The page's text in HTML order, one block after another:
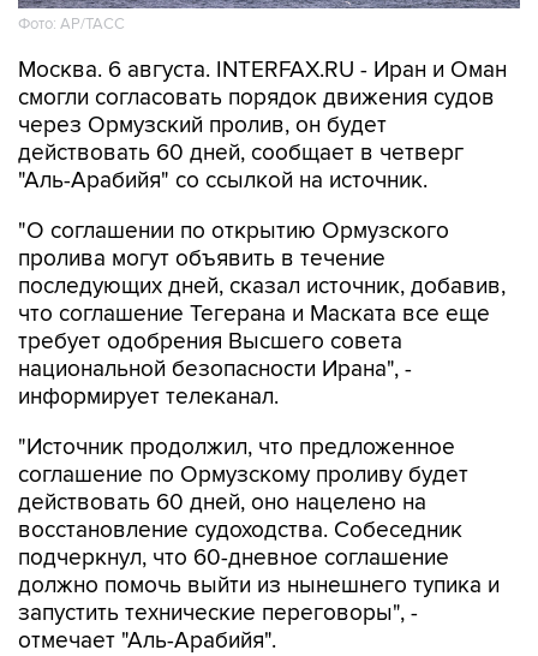
Фото: AP/ТАСС
Москва. 6 августа. INTERFAX.RU - Иран и Оман
смогли согласовать порядок движения судов
через Ормузский пролив, он будет
действовать 60 дней, сообщает в четверг
"Аль-Арабийя" со ссылкой на источник.
"О соглашении по открытию Ормузского
пролива могут объявить в течение
последующих дней, сказал источник, добавив,
что соглашение Тегерана и Маската все еще
требует одобрения Высшего совета
национальной безопасности Ирана", -
информирует телеканал.
"Источник продолжил, что предложенное
соглашение по Ормузскому проливу будет
действовать 60 дней, оно нацелено на
восстановление судоходства. Собеседник
подчеркнул, что 60-дневное соглашение
должно помочь выйти из нынешнего тупика и
запустить технические переговоры", -
отмечает "Аль-Арабийя".